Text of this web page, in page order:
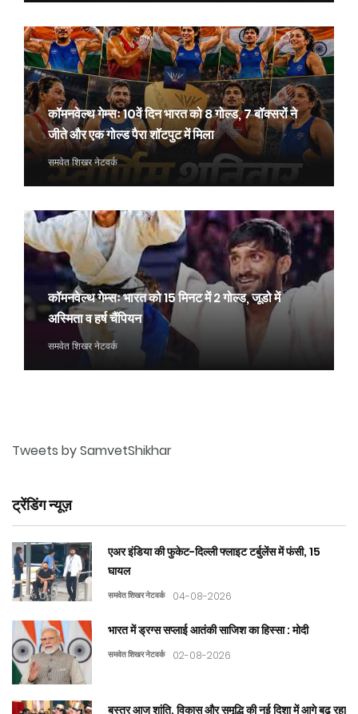
कॉमनवेल्थ गेम्सः 10वें दिन भारत को 8 गोल्ड, 7 बॉक्सरों ने
जीते और एक गोल्ड पैरा शॉटपुट में मिला
समवेत शिखर नेटवर्क
कॉमनवेल्थ गेम्सः भारत को 15 मिनट में 2 गोल्ड, जूडो में
अस्मिता व हर्ष चैंपियन
समवेत शिखर नेटवर्क
Tweets by SamvetShikhar
ट्रेंडिंग न्यूज़
एअर इंडिया की फुकेट-दिल्ली फ्लाइट टर्बुलेंस में फंसी, 15
घायल
समवेत शिखर नेटवर्क 04-08-2026
भारत में ड्रग्स सप्लाई आतंकी साजिश का हिस्सा : मोदी
समवेत शिखर नेटवर्क 02-08-2026
बस्तर आज शांति, विकास और समृद्धि की नई दिशा में आगे बढ़ रहा